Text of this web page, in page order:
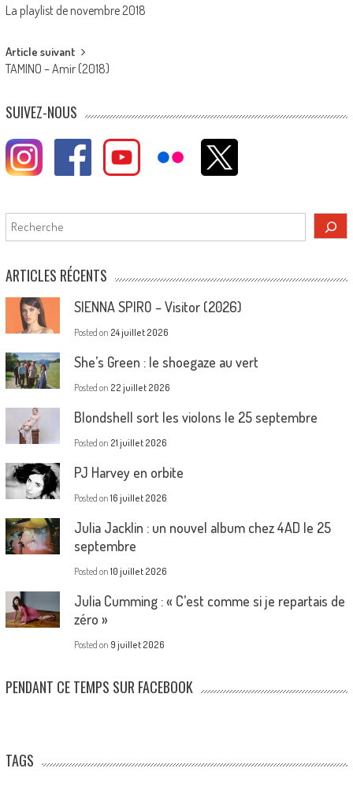
navigation
La playlist de novembre 2018
Article suivant
TAMINO – Amir (2018)
SUIVEZ-NOUS
Rechercher
ARTICLES RÉCENTS
SIENNA SPIRO – Visitor (2026)
Posted on 24 juillet 2026
She’s Green : le shoegaze au vert
Posted on 22 juillet 2026
Blondshell sort les violons le 25 septembre
Posted on 21 juillet 2026
PJ Harvey en orbite
Posted on 16 juillet 2026
Julia Jacklin : un nouvel album chez 4AD le 25
septembre
Posted on 10 juillet 2026
Julia Cumming : « C’est comme si je repartais de
zéro »
Posted on 9 juillet 2026
PENDANT CE TEMPS SUR FACEBOOK
TAGS